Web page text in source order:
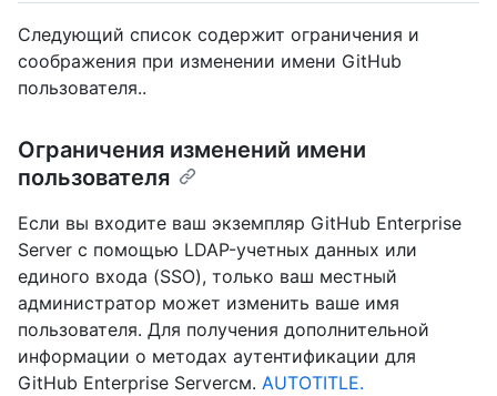
Следующий список содержит ограничения и
соображения при изменении имени GitHub
пользователя..
Ограничения изменений имени
пользователя
Если вы входите ваш экземпляр GitHub Enterprise
Server с помощью LDAP-учетных данных или
единого входа (SSO), только ваш местный
администратор может изменить ваше имя
пользователя. Для получения дополнительной
информации о методах аутентификации для
GitHub Enterprise Serverсм. AUTOTITLE.